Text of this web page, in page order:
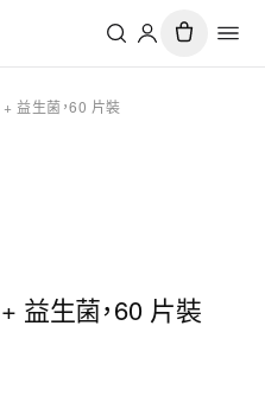
益生菌，60 片裝
益生菌，60 片裝